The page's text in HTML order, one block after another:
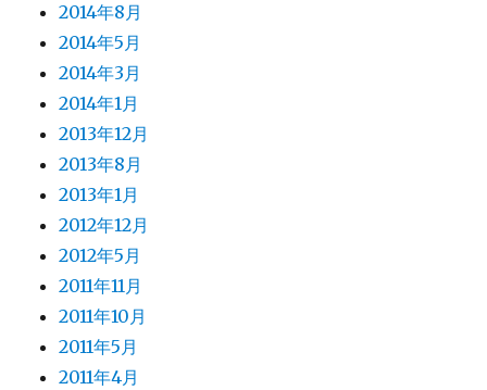
2014年8月
2014年5月
2014年3月
2014年1月
2013年12月
2013年8月
2013年1月
2012年12月
2012年5月
2011年11月
2011年10月
2011年5月
2011年4月